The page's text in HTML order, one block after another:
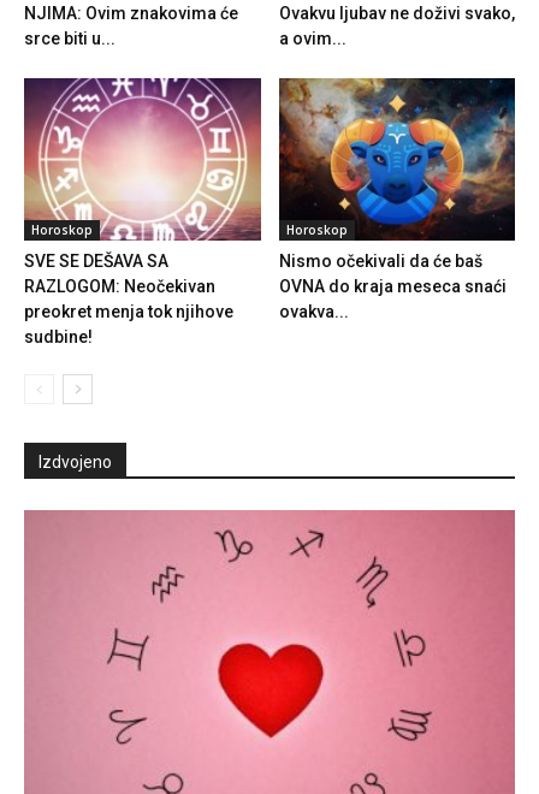
NJIMA: Ovim znakovima će
srce biti u...
Ovakvu ljubav ne doživi svako,
a ovim...
Horoskop
SVE SE DEŠAVA SA
RAZLOGOM: Neočekivan
preokret menja tok njihove
sudbine!
Horoskop
Nismo očekivali da će baš
OVNA do kraja meseca snaći
ovakva...
Izdvojeno